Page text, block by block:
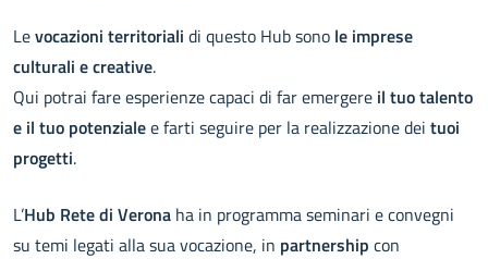
Levocazioni territoriali di questo Hub sono le imprese
culturali e creative.
Qui potrai fare esperienze capaci di far emergere il tuo talento
e il tuo potenzialee farti seguire per la realizzazione dei tuoi
progetti.
L’Hub Rete di Verona ha in programma seminari e convegni
su temi legati alla sua vocazione, in partnership con